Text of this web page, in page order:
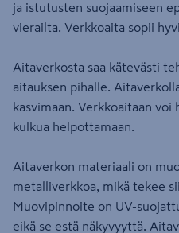
ja istutusten suojaamiseen
vierailta. Verkkoaita sopii
Aitaverkosta saa kätevästi
aitauksen pihalle.
kasvimaan. Verkkoaitaan
kulkua helpottamaan.
Aitaverkon materiaali on
metalliverkkoa, mikä tekee
Muovipinnoite on UV-
eikä se estä näkyvyyttä.